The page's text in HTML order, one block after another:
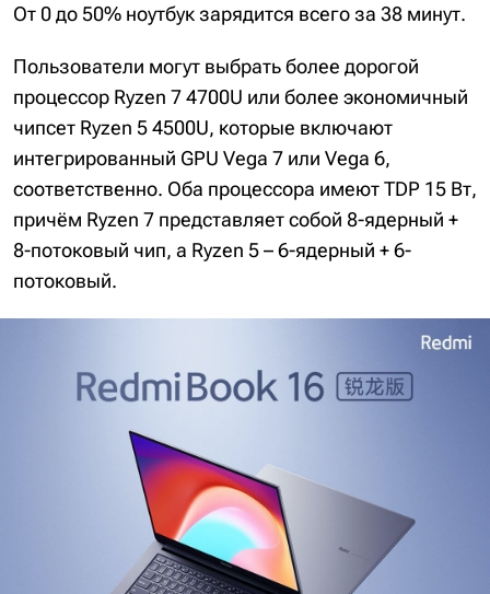
От 0 до 50% ноутбук зарядится всего за 38 минут.
Пользователи могут выбрать более дорогой
процессор Ryzen 7 4700U или более экономичный
чипсет Ryzen 5 4500U, которые включают
интегрированный GPU Vega 7 или Vega 6,
соответственно. Оба процессора имеют TDP 15 Вт,
причём Ryzen 7 представляет собой 8-ядерный +
8-потоковый чип, а Ryzen 5 – 6-ядерный + 6-
потоковый.